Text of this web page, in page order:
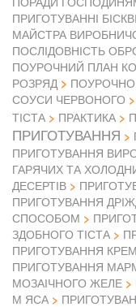
ПРИГОТУВАННІ
МАЙСТРА
ПОСЛІДОВНІСТЬ
ПОУРОЧНИЙ ПЛАН
РОЗРЯД
СОУСИ ЧЕРВОНОГО
ТІСТА
ПРАКТИКА
ПРИГОТУВАННЯ
ПРИГОТУВАННЯ
ГАРЯЧИХ ТА
ДЕСЕРТІВ
ПРИГОТУВАННЯ
СПОСОБОМ
ЗДОБНОГО ТІСТА
ПРИГОТУВАННЯ
ПРИГОТУВАННЯ
МОЗАІЧНОГО ЖЕЛЕ
М ЯСА